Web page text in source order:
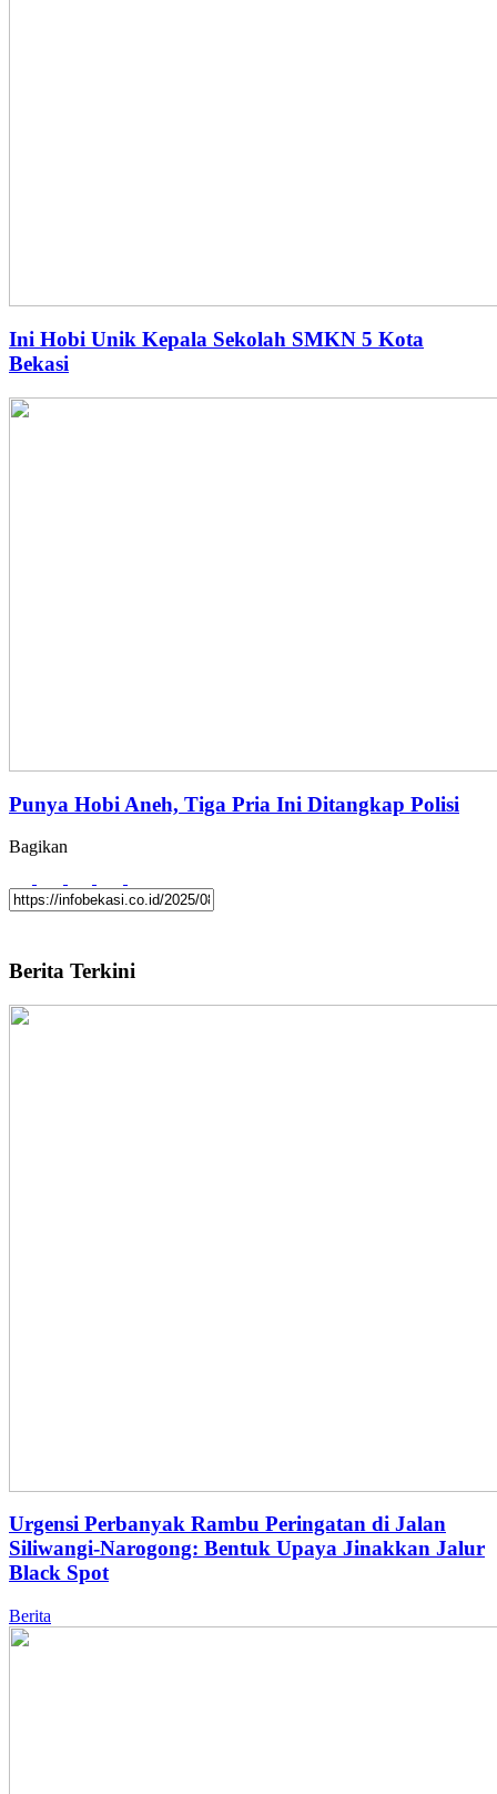
Ini Hobi Unik Kepala Sekolah SMKN 5 Kota
Bekasi
Punya Hobi Aneh, Tiga Pria Ini Ditangkap Polisi
Bagikan
Berita Terkini
Urgensi Perbanyak Rambu Peringatan di Jalan
Siliwangi-Narogong: Bentuk Upaya Jinakkan Jalur
Black Spot
Berita